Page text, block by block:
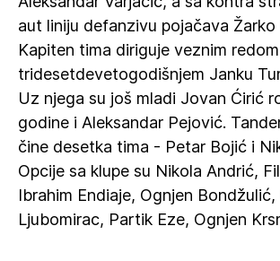
aut liniju defanzivu pojačava
Kapiten tima diriguje veznim
tridesetdevetogodišnjem Janku
Uz njega su još mladi Jovan Ćirić
godine i Aleksandar Pejović.
čine desetka tima - Petar Bojić i
Opcije sa klupe su Nikola Andrić,
Ibrahim Endiaje, Ognjen Bondžulić,
Ljubomirac, Partik Eze, Ognjen